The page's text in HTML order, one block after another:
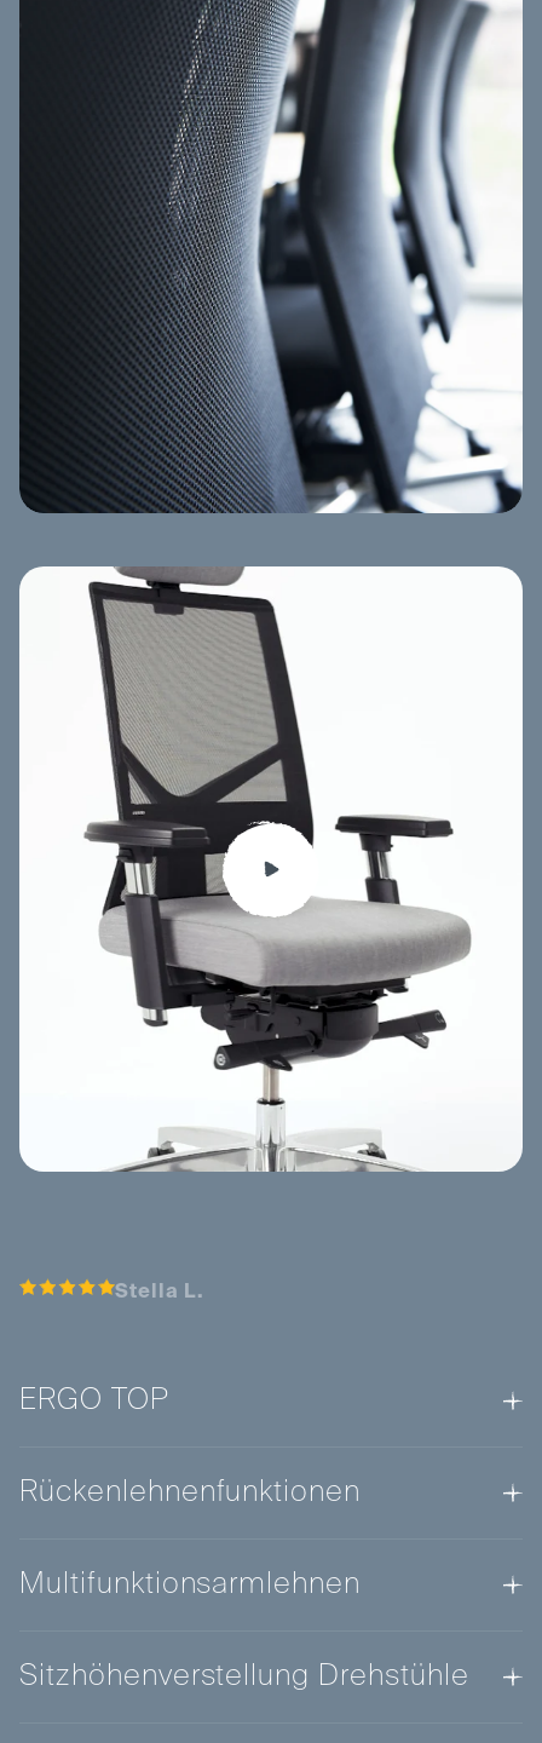
Stella L.
ERGO TOP
Rückenlehnenfunktionen
Multifunktionsarmlehnen
Sitzhöhenverstellung Drehstühle